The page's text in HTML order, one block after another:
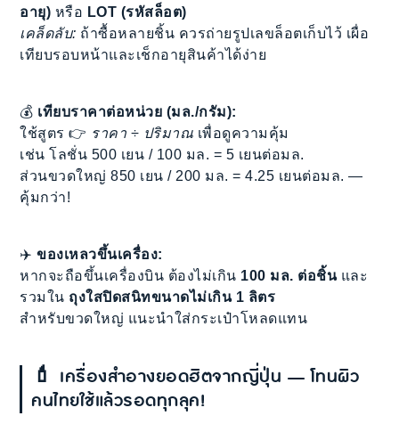
อายุ) หรือ LOT (รหัสล็อต)
เคล็ดลับ: ถ้าซื้อหลายชิ้น ควรถ่ายรูปเลขล็อตเก็บไว้ เผื่อ
เทียบรอบหน้าและเช็กอายุสินค้าได้ง่าย
💰 เทียบราคาต่อหน่วย (มล./กรัม):
ใช้สูตร 👉 ราคา ÷ ปริมาณ เพื่อดูความคุ้ม
เช่น โลชั่น 500 เยน / 100 มล. = 5 เยนต่อมล.
ส่วนขวดใหญ่ 850 เยน / 200 มล. = 4.25 เยนต่อมล. —
คุ้มกว่า!
✈️ของเหลวขึ้นเครื่อง:
หากจะถือขึ้นเครื่องบิน ต้องไม่เกิน 100 มล. ต่อชิ้นและ
รวมใน ถุงใสปิดสนิทขนาดไม่เกิน 1 ลิตร
สำหรับขวดใหญ่ แนะนำใส่กระเป๋าโหลดแทน
💄 เครื่องสำอางยอดฮิตจากญี่ปุ่น — โทนผิว
คนไทยใช้แล้วรอดทุกลุค!